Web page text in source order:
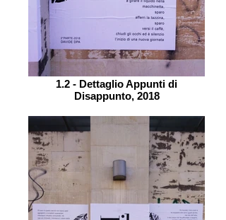
1.2 - Dettaglio Appunti di
Disappunto, 2018